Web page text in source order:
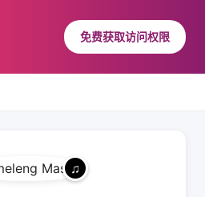
免费获取访问权限